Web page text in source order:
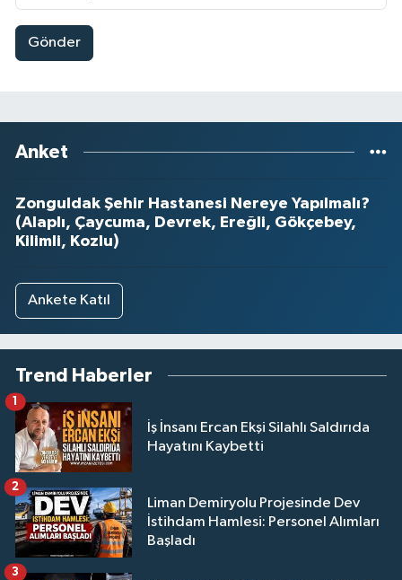
Gönder
Anket
Zonguldak Şehir Hastanesi Nereye Yapılmalı?
(Alaplı, Çaycuma, Devrek, Ereğli, Gökçebey,
Kilimli, Kozlu)
Ankete Katıl
Trend Haberler
İş İnsanı Ercan Ekşi Silahlı Saldırıda
Hayatını Kaybetti
1
Liman Demiryolu Projesinde Dev
İstihdam Hamlesi: Personel Alımları
Başladı
2
3